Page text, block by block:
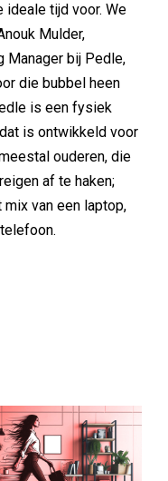
ideale tijd voor. We
Mulder,
Manager bij Pedle,
die bubbel heen
is een fysiek
is ontwikkeld voor
ouderen, die
af te haken;
mix van een laptop,